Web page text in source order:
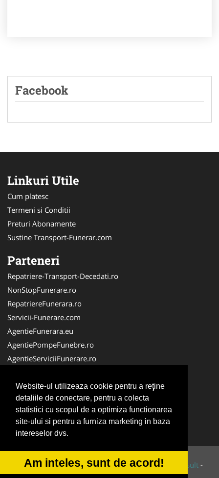
Website-ul utilizeaza cookie pentru a reţine
detaliile de conectare, pentru a colecta
statistici cu scopul de a optimiza functionarea
site-ului si pentru a furniza marketing in baza
intereselor dvs.
Am inteles, sunt de acord!
Facebook
Linkuri Utile
Cum platesc
Termeni si Conditii
Preturi Abonamente
Sustine Transport-Funerar.com
Parteneri
Repatriere-Transport-Decedati.ro
NonStopFunerare.ro
RepatriereFunerara.ro
Servicii-Funerare.com
AgentieFunerara.eu
AgentiePompeFunebre.ro
AgentieServiciiFunerare.ro
CasaFunerara.com
Firma-Pompe-Funebre.ro
Firma-Servicii-Funerare.ro
ParastasesiPomeni.ro
© 2014-2026 Powered byVilonMedia&Tokaido Consult -